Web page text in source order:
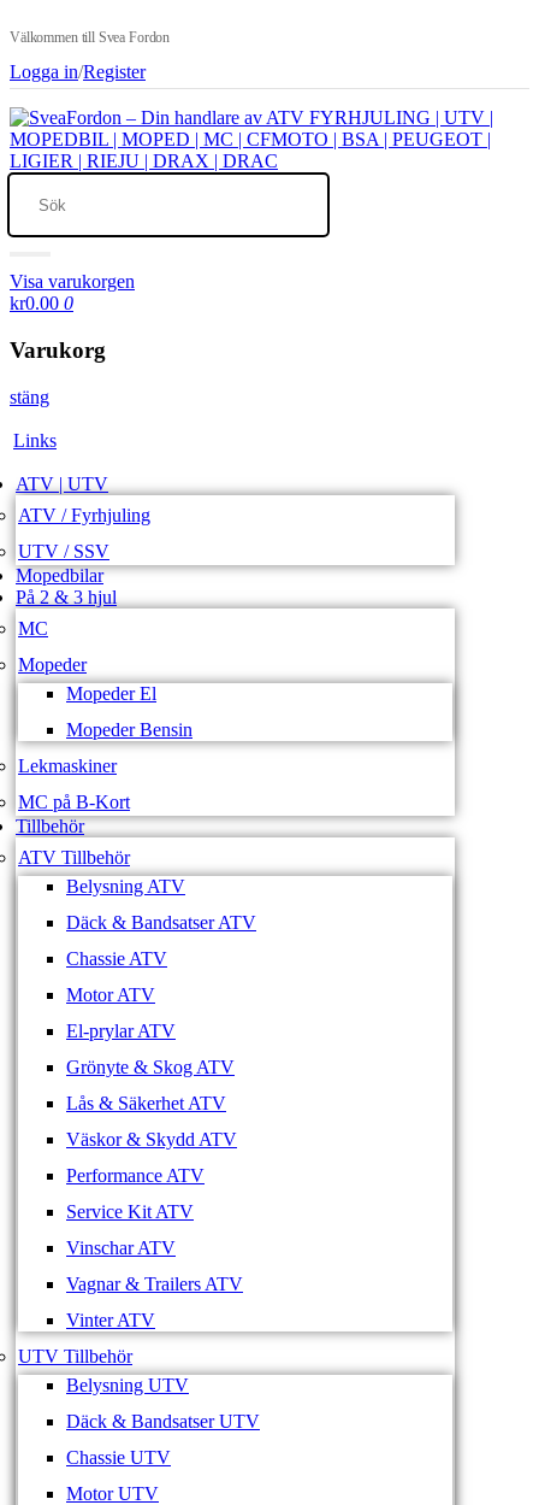
Välkommen till Svea Fordon
Logga in/Register
Visa varukorgen
kr0.00 0
Varukorg
stäng
Links
ATV | UTV
ATV / Fyrhjuling
UTV / SSV
Mopedbilar
På 2 & 3 hjul
MC
Mopeder
Mopeder El
Mopeder Bensin
Lekmaskiner
MC på B-Kort
Tillbehör
ATV Tillbehör
Belysning ATV
Däck & Bandsatser ATV
Chassie ATV
Motor ATV
El-prylar ATV
Grönyte & Skog ATV
Lås & Säkerhet ATV
Väskor & Skydd ATV
Performance ATV
Service Kit ATV
Vinschar ATV
Vagnar & Trailers ATV
Vinter ATV
UTV Tillbehör
Belysning UTV
Däck & Bandsatser UTV
Chassie UTV
Motor UTV